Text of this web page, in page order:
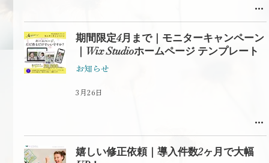
期間限定4月まで｜モニターキャンペーン
｜Wix Studioホームページ テンプレート
お知らせ
3月26日
嬉しい修正依頼｜導入件数2ヶ月で大幅